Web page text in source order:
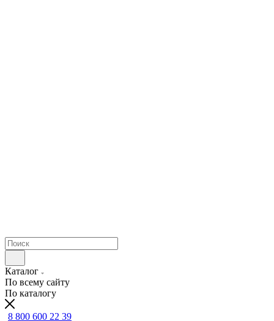
Каталог
По всему сайту
По каталогу
8 800 600 22 39